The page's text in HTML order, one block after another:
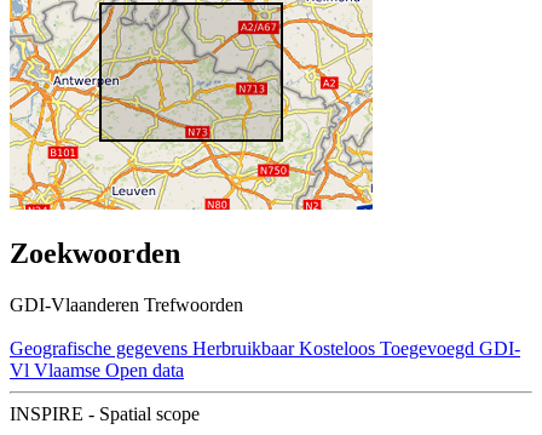
Zoekwoorden
GDI-Vlaanderen Trefwoorden
Geografische gegevens Herbruikbaar Kosteloos Toegevoegd GDI-
Vl Vlaamse Open data
INSPIRE - Spatial scope